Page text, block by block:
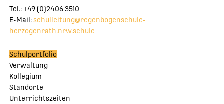
Tel.: +49 (0)2406 3510
E-Mail:schulleitung@regenbogenschule-
herzogenrath.nrw.schule
Schulportfolio
Verwaltung
Kollegium
Standorte
Unterrichtszeiten